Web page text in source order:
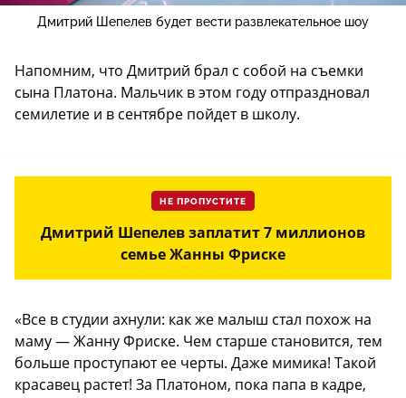
Дмитрий Шепелев будет вести развлекательное шоу
Напомним, что Дмитрий брал с собой на съемки
сына Платона. Мальчик в этом году отпраздновал
семилетие и в сентябре пойдет в школу.
НЕ ПРОПУСТИТЕ
Дмитрий Шепелев заплатит 7 миллионов
семье Жанны Фриске
«Все в студии ахнули: как же малыш стал похож на
маму — Жанну Фриске. Чем старше становится, тем
больше проступают ее черты. Даже мимика! Такой
красавец растет! За Платоном, пока папа в кадре,